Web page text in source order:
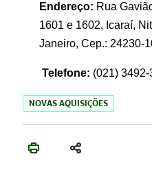
Endereço: Rua
1601 e 1602, Icaraí,
Janeiro, Cep.: 24230-
Telefone: (021)
NOVAS AQUISIÇÕES